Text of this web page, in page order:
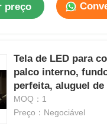
preço
Tela de LED para
palco interno,
perfeita, aluguel de
MOQ：1
Preço：Negociável